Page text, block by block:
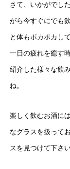
さて、いかがでし
がら今すぐにでも
と体もポカポカし
一日の疲れを癒す
紹介した様々な飲
ね。
楽しく飲むお酒に
なグラスを扱って
スを見つけて下さい